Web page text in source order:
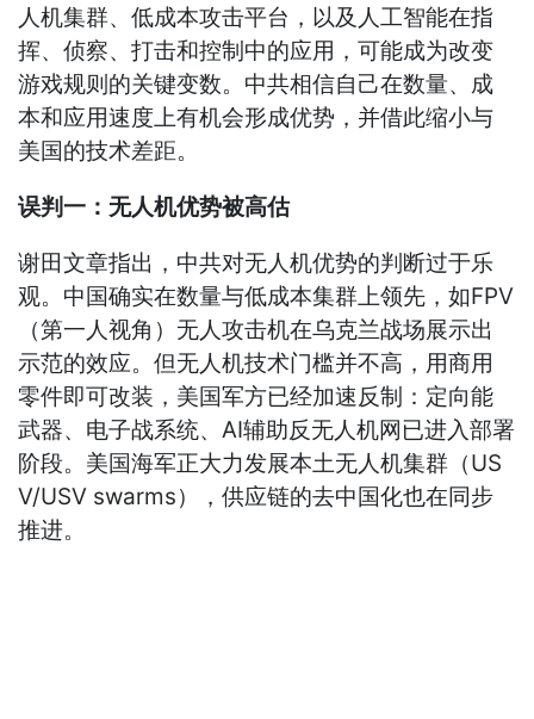
人机集群、低成本攻击平台，以及人工智能在指
挥、侦察、打击和控制中的应用，可能成为改变
游戏规则的关键变数。中共相信自己在数量、成
本和应用速度上有机会形成优势，并借此缩小与
美国的技术差距。
误判一：无人机优势被高估
谢田文章指出，中共对无人机优势的判断过于乐
观。中国确实在数量与低成本集群上领先，如FPV
（第一人视角）无人攻击机在乌克兰战场展示出
示范的效应。但无人机技术门槛并不高，用商用
零件即可改装，美国军方已经加速反制：定向能
武器、电子战系统、AI辅助反无人机网已进入部署
阶段。美国海军正大力发展本土无人机集群（US
V/USV swarms），供应链的去中国化也在同步
推进。